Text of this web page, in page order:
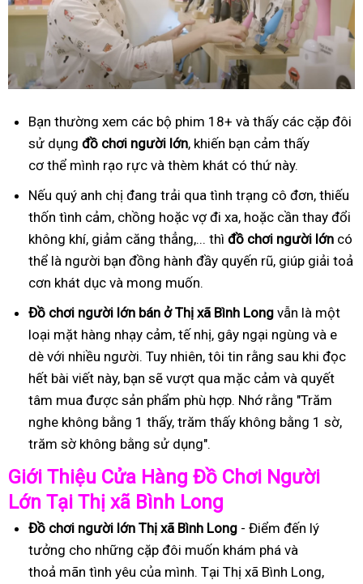
Bạn thường xem các bộ phim 18+ và thấy các cặp đôi
sử dụng đồ chơi người lớn, khiến bạn cảm thấy
cơ thể mình rạo rực và thèm khát có thứ này.
Nếu quý anh chị đang trải qua tình trạng cô đơn, thiếu
thốn tình cảm, chồng hoặc vợ đi xa, hoặc cần thay đổi
không khí, giảm căng thẳng,... thì đồ chơi người lớn có
thể là người bạn đồng hành đầy quyến rũ, giúp giải toả
cơn khát dục và mong muốn.
Đồ chơi người lớn bán ở Thị xã Bình Long vẫn là một
loại mặt hàng nhạy cảm, tế nhị, gây ngại ngùng và e
dè với nhiều người. Tuy nhiên, tôi tin rằng sau khi đọc
hết bài viết này, bạn sẽ vượt qua mặc cảm và quyết
tâm mua được sản phẩm phù hợp. Nhớ rằng "Trăm
nghe không bằng 1 thấy, trăm thấy không bằng 1 sờ,
trăm sờ không bằng sử dụng".
Giới Thiệu Cửa Hàng Đồ Chơi Người
Lớn Tại Thị xã Bình Long
Đồ chơi người lớn Thị xã Bình Long - Điểm đến lý
tưởng cho những cặp đôi muốn khám phá và
thoả mãn tình yêu của mình. Tại Thị xã Bình Long,